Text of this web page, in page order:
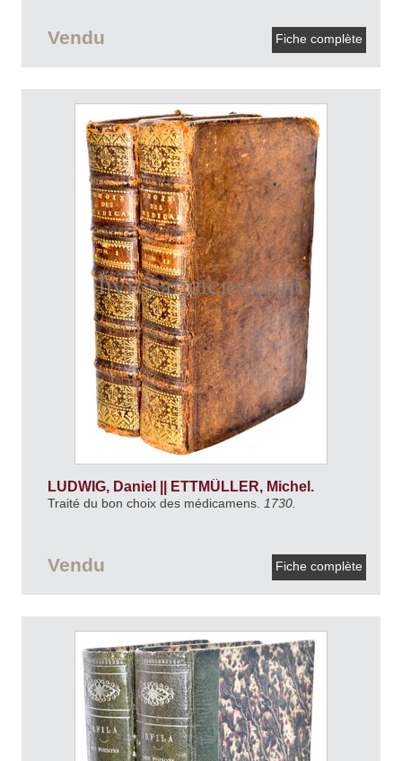
Vendu Fiche complète
LUDWIG, Daniel || ETTMÜLLER, Michel.
Traité du bon choix des médicamens. 1730.
Vendu Fiche complète